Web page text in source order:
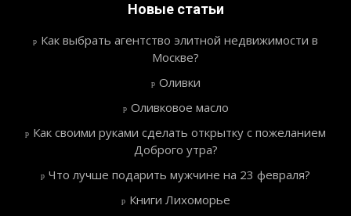
Новые статьи
Как выбрать агентство элитной недвижимости в
Москве?
Оливки
Оливковое масло
Как своими руками сделать открытку с пожеланием
Доброго утра?
Что лучше подарить мужчине на 23 февраля?
Книги Лихоморье